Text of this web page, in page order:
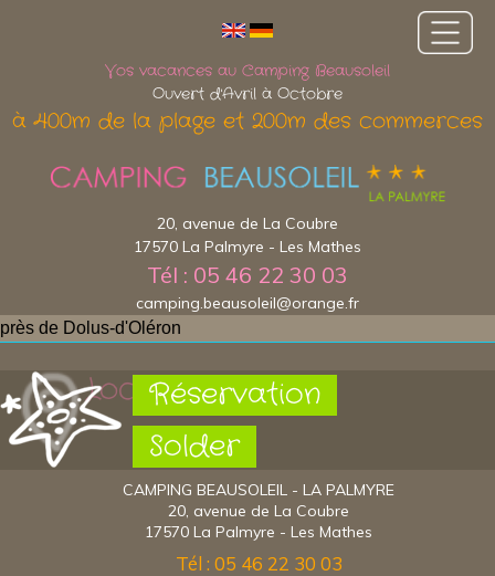
Réservation
Solder
Vos vacances au Camping Beausoleil
Ouvert d'Avril à Octobre
à 400m de la plage et 200m des commerces
20, avenue de La Coubre
17570 La Palmyre - Les Mathes
Tél : 05 46 22 30 03
camping.beausoleil@orange.fr
près de Dolus-d'Oléron
Localisation
CAMPING BEAUSOLEIL - LA PALMYRE
20, avenue de La Coubre
17570 La Palmyre - Les Mathes
Tél : 05 46 22 30 03